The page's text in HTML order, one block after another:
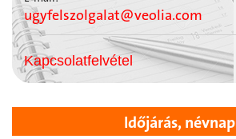
ugyfelszolgalat@veolia.com
Kapcsolatfelvétel
Időjárás, névnap